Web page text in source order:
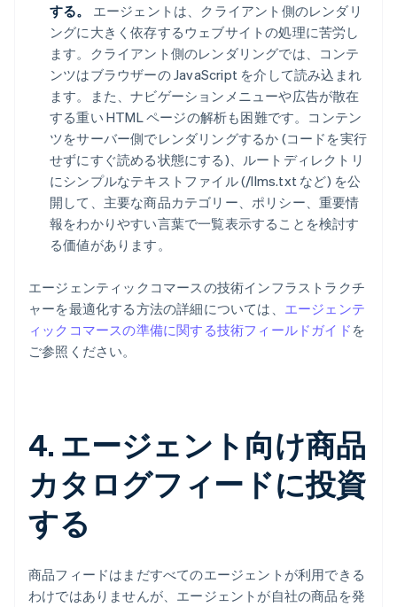
する。
エージェントは、クライアント側のレンダリ
ングに大きく依存するウェブサイトの処理に苦労し
ます。クライアント側のレンダリングでは、コンテ
ンツはブラウザーの JavaScript を介して読み込まれ
ます。また、ナビゲーションメニューや広告が散在
する重い HTML ページの解析も困難です。コンテン
ツをサーバー側でレンダリングするか (コードを実行
せずにすぐ読める状態にする)、ルートディレクトリ
にシンプルなテキストファイル (/llms.txt など) を公
開して、主要な商品カテゴリー、ポリシー、重要情
報をわかりやすい言葉で一覧表示することを検討す
る価値があります。
エージェンティックコマースの技術インフラストラクチ
ャーを最適化する方法の詳細については、 エージェンテ
ィックコマースの準備に関する技術フィールドガイド を
ご参照ください。
4. エージェント向け商品
カタログフィードに投資
する
商品フィードはまだすべてのエージェントが利用できる
わけではありませんが、エージェントが自社の商品を発